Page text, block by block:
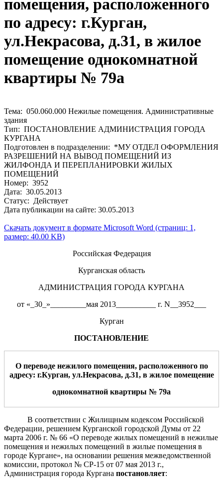
помещения, расположенного
по адресу: г.Курган,
ул.Некрасова, д.31, в жилое
помещение однокомнатной
квартиры № 79а
Тема: 050.060.000 Нежилые помещения. Административные
здания
Тип: ПОСТАНОВЛЕНИЕ АДМИНИСТРАЦИЯ ГОРОДА
КУРГАНА
Подготовлен в подразделении: *МУ ОТДЕЛ ОФОРМЛЕНИЯ
РАЗРЕШЕНИЙ НА ВЫВОД ПОМЕЩЕНИЙ ИЗ
ЖИЛФОНДА И ПЕРЕПЛАНИРОВКИ ЖИЛЫХ
ПОМЕЩЕНИЙ
Номер: 3952
Дата: 30.05.2013
Статус: Действует
Дата публикации на сайте: 30.05.2013
Скачать документ в формате Microsoft Word (страниц: 1,
размер: 40.00 KB)
Российская Федерация
Курганская область
АДМИНИСТРАЦИЯ ГОРОДА КУРГАНА
от «_30_»_________мая 2013__________ г. N__3952___
Курган
ПОСТАНОВЛЕНИЕ
О переводе нежилогопомещения, расположенногопо
адресу: г.Курган, ул.Некрасова, д.31, в жилое помещение
однокомнатной квартиры № 79а
В соответствии с Жилищным кодексом Российской
Федерации, решением Курганской городской Думы от 22
марта 2006 г. № 66 «О переводе жилых помещений в нежилые
помещения и нежилых помещений в жилые помещения в
городе Кургане», на основании решения межведомственной
комиссии, протокол № СР-15 от 07 мая 2013 г.,
Администрация города Кургана постановляет: